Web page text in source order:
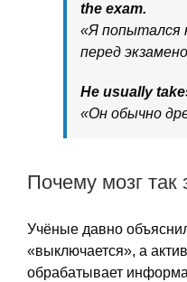
the exam.
«Я попытался
перед
He usually
«Он обычно
Почему мозг так
Учёные давно
«выключается», а
обрабатывает